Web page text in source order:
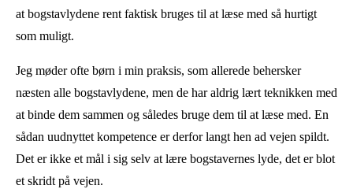
at bogstavlydene rent faktisk bruges til at læse med så hurtigt
som muligt.
Jeg møder ofte børn i min praksis, som allerede behersker
næsten alle bogstavlydene, men de har aldrig lært teknikken med
at binde dem sammen og således bruge dem til at læse med. En
sådan uudnyttet kompetence er derfor langt hen ad vejen spildt.
Det er ikke et mål i sig selv at lære bogstavernes lyde, det er blot
et skridt på vejen.